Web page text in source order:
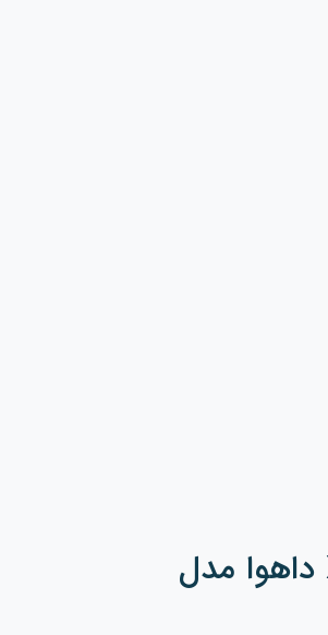
قابلیت هوشمند دستگاه DVR 16 کانال XVR داهوا مدل